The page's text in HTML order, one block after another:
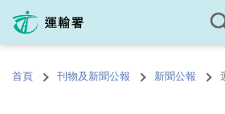
內
的首頁 刊物及新聞公報 新聞公報